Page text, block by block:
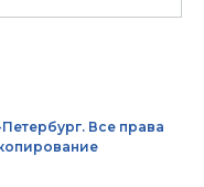
Все права